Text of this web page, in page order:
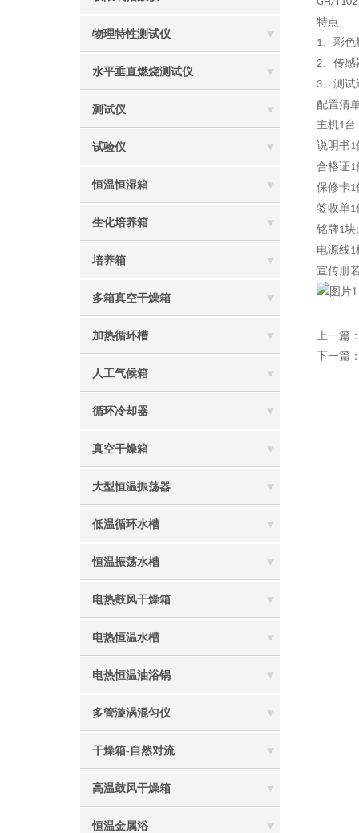
物理特性测试仪
水平垂直燃烧测试仪
测试仪
试验仪
恒温恒湿箱
生化培养箱
培养箱
多箱真空干燥箱
加热循环槽
人工气候箱
循环冷却器
真空干燥箱
大型恒温振荡器
低温循环水槽
恒温振荡水槽
电热鼓风干燥箱
电热恒温水槽
电热恒温油浴锅
多管漩涡混匀仪
干燥箱-自然对流
高温鼓风干燥箱
恒温金属浴
特点
1、彩色
2、 传感
3、测试
配置清
主机1台
说明书1
合格证1
保修卡1
签收单1
铭牌1块;
电源线1
宣传册
上一篇
下一篇